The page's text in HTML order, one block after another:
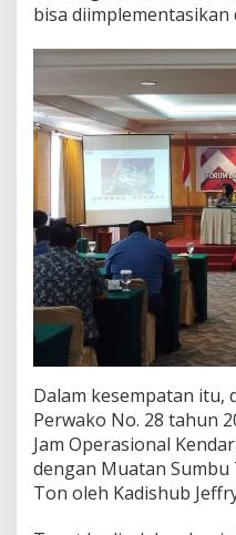
bisa
Dalam kesempatan itu,
Perwako No. 28 tahun
Jam Operasional
dengan Muatan
Ton oleh Kadishub